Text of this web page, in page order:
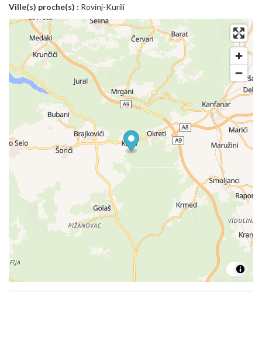
Ville(s) proche(s) : Rovinj-Kurili